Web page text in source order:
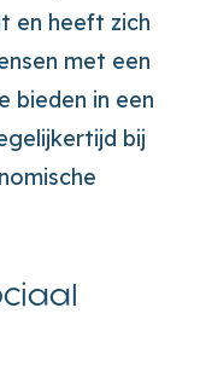
en heeft zich
met een
bieden in een
bij